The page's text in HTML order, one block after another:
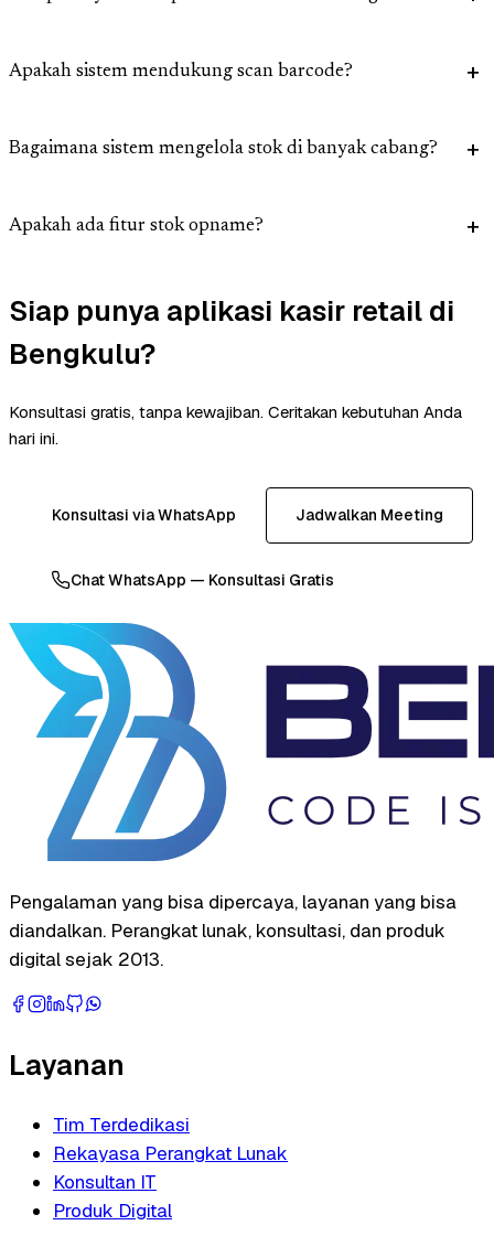
Apakah sistem mendukung scan barcode?
Bagaimana sistem mengelola stok di banyak cabang?
Apakah ada fitur stok opname?
Siap punya aplikasi kasir retail di
Bengkulu?
Konsultasi gratis, tanpa kewajiban. Ceritakan kebutuhan Anda
hari ini.
Konsultasi via WhatsApp Jadwalkan Meeting
Chat WhatsApp — Konsultasi Gratis
Pengalaman yang bisa dipercaya, layanan yang bisa
diandalkan. Perangkat lunak, konsultasi, dan produk
digital sejak 2013.
Layanan
Tim Terdedikasi
Rekayasa Perangkat Lunak
Konsultan IT
Produk Digital